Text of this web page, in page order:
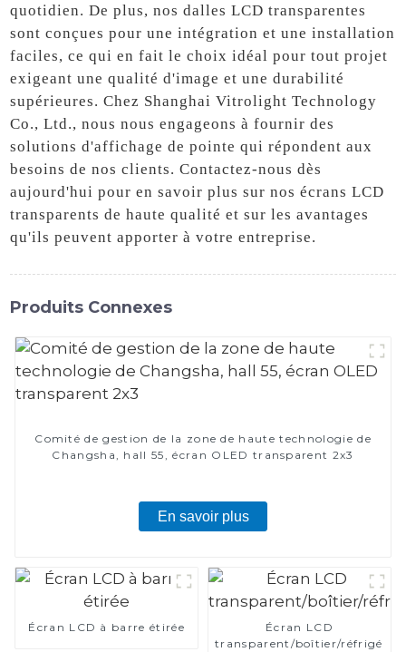
quotidien. De plus, nos dalles LCD transparentes
sont conçues pour une intégration et une installation
faciles, ce qui en fait le choix idéal pour tout projet
exigeant une qualité d'image et une durabilité
supérieures. Chez Shanghai Vitrolight Technology
Co., Ltd., nous nous engageons à fournir des
solutions d'affichage de pointe qui répondent aux
besoins de nos clients. Contactez-nous dès
aujourd'hui pour en savoir plus sur nos écrans LCD
transparents de haute qualité et sur les avantages
qu'ils peuvent apporter à votre entreprise.
Produits Connexes
Comité de gestion de la zone de haute technologie de
Changsha, hall 55, écran OLED transparent 2x3
En savoir plus
Écran LCD à barre étirée
Écran LCD
transparent/boîtier/